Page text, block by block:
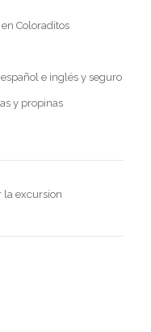
Coloraditos
e inglés y seguro
y propinas
la excursion